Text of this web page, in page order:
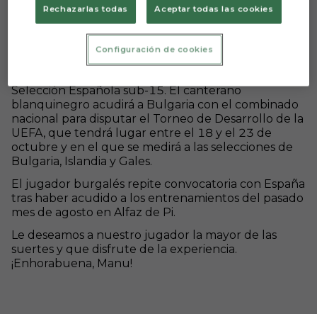
Aún no hay reacciones. ¡Sé el primero!
Manuel Lacalle, jugador de la cantera del Burgos
Selección Española sub-15. El canterano
blanquinegro acudirá a Bulgaria con el combinado
nacional para disputar el Torneo de Desarrollo de la
UEFA, que tendrá lugar entre el 18 y el 23 de
octubre y en el que se medirá a las selecciones de
Bulgaria, Islandia y Gales.
El jugador burgalés repite convocatoria con España
tras haber acudido a los entrenamientos del pasado
mes de agosto en Alfaz de Pi.
Le deseamos a nuestro jugador la mayor de las
suertes y que disfrute de la experiencia.
¡Enhorabuena, Manu!
Rechazarlas todas Aceptar todas las cookies
Configuración de cookies